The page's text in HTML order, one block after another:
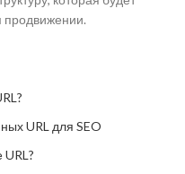
продвижении.
URL для SEO